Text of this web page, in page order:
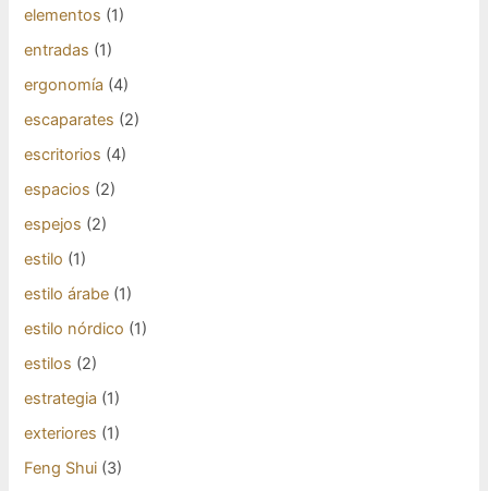
elementos (1)
entradas (1)
ergonomía (4)
escaparates (2)
escritorios (4)
espacios (2)
espejos (2)
estilo (1)
estilo árabe (1)
estilo nórdico (1)
estilos (2)
estrategia (1)
exteriores (1)
Feng Shui (3)